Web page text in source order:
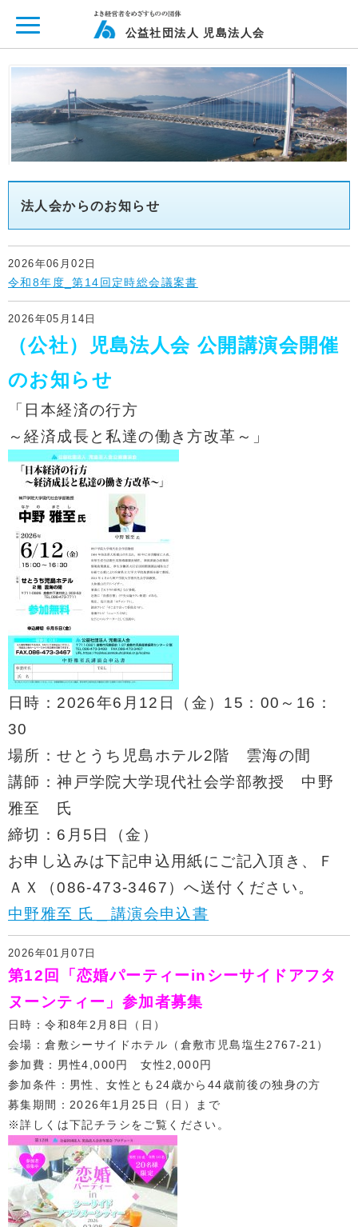
公益社団法人 児島法人会
法人会からのお知らせ
2026年06月02日
令和8年度_第14回定時総会議案書
2026年05月14日
（公社）児島法人会 公開講演会開催
のお知らせ
「日本経済の行方
～経済成長と私達の働き方改革～」
日時：2026年6月12日（金）15：00～16：
30
場所：せとうち児島ホテル2階 雲海の間
講師：神戸学院大学現代社会学部教授 中野
雅至 氏
締切：6月5日（金）
お申し込みは下記申込用紙にご記入頂き、Ｆ
ＡＸ（086-473-3467）へ送付ください。
中野雅至 氏＿講演会申込書
2026年01月07日
第12回「恋婚パーティーinシーサイドアフタ
ヌーンティー」参加者募集
日時：令和8年2月8日（日）
会場：倉敷シーサイドホテル（倉敷市児島塩生2767-21）
参加費：男性4,000円 女性2,000円
参加条件：男性、女性とも24歳から44歳前後の独身の方
募集期間：2026年1月25日（日）まで
※詳しくは下記チラシをご覧ください。